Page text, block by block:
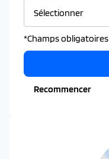
*Champs obligatoires
Recommencer